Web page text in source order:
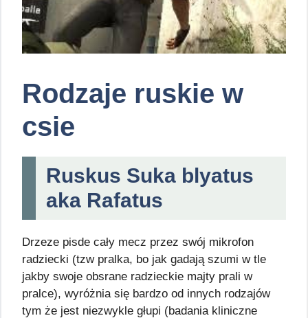
Rodzaje ruskie w
csie
Ruskus Suka blyatus
aka Rafatus
Drzeze pisde cały mecz przez swój mikrofon
radziecki (tzw pralka, bo jak gadają szumi w tle
jakby swoje obsrane radzieckie majty prali w
pralce), wyróżnia się bardzo od innych rodzajów
tym że jest niezwykle głupi (badania kliniczne